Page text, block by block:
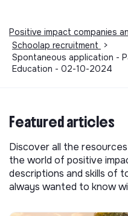
Positive impact companies
Schoolap recruitment
>
Spontaneous application -
Education - 02-10-2024
Featured articles
Discover all the
the world of positive
descriptions and skills of
always wanted to know